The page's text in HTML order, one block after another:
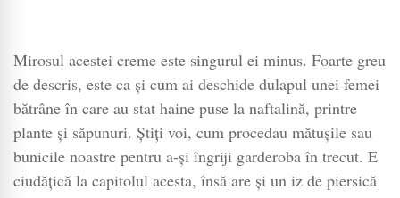
Mirosul acestei creme este singurul ei minus. Foarte greu
de descris, este ca și cum ai deschide dulapul unei femei
bătrâne în care au stat haine puse la naftalină, printre
plante și săpunuri. Știți voi, cum procedau mătușile sau
bunicile noastre pentru a-și îngriji garderoba în trecut. E
ciudățică la capitolul acesta, însă are și un iz de piersică